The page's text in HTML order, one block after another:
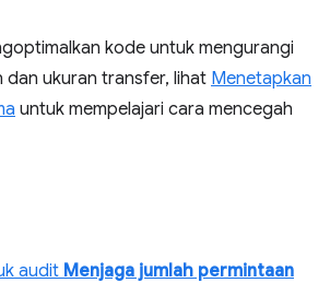
kode untuk mengurangi
dan ukuran transfer, lihat Menetapkan
untuk mempelajari cara mencegah
audit Menjaga jumlah permintaan